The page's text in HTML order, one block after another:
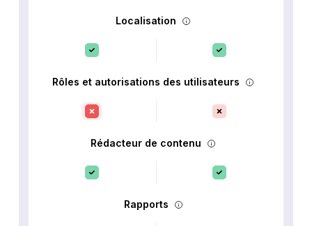
Localisation
Rôles et autorisations des utilisateurs
Rédacteur de contenu
Rapports